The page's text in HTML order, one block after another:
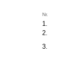
Nr.
1.
2.
3.